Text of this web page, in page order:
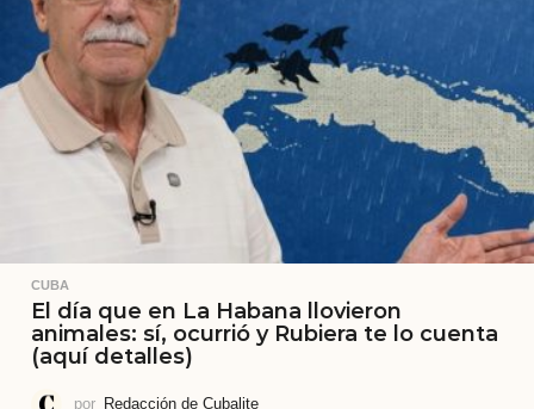
CUBA
El día que en La Habana llovieron
animales: sí, ocurrió y Rubiera te lo cuenta
(aquí detalles)
por Redacción de Cubalite